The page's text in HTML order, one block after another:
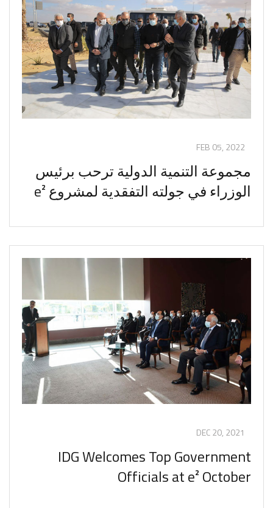
FEB 05, 2022
مجموعة التنمية الدولية ترحب برئيس
الوزراء في جولته التفقدية لمشروع e²
DEC 20, 2021
IDG Welcomes Top Government
Officials at e² October